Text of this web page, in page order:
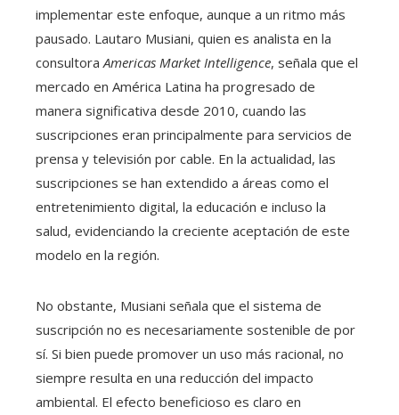
implementar este enfoque, aunque a un ritmo más
pausado. Lautaro Musiani, quien es analista en la
consultora Americas Market Intelligence, señala que el
mercado en América Latina ha progresado de
manera significativa desde 2010, cuando las
suscripciones eran principalmente para servicios de
prensa y televisión por cable. En la actualidad, las
suscripciones se han extendido a áreas como el
entretenimiento digital, la educación e incluso la
salud, evidenciando la creciente aceptación de este
modelo en la región.
No obstante, Musiani señala que el sistema de
suscripción no es necesariamente sostenible de por
sí. Si bien puede promover un uso más racional, no
siempre resulta en una reducción del impacto
ambiental. El efecto beneficioso es claro en